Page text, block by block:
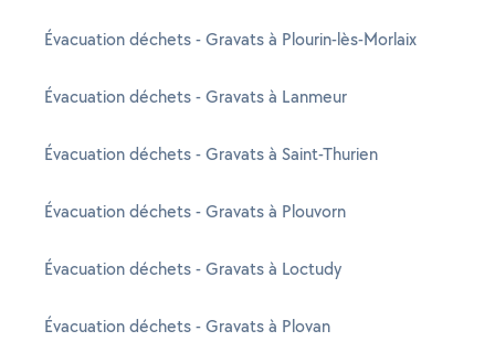
Évacuation déchets - Gravats à Plourin-lès-Morlaix
Évacuation déchets - Gravats à Lanmeur
Évacuation déchets - Gravats à Saint-Thurien
Évacuation déchets - Gravats à Plouvorn
Évacuation déchets - Gravats à Loctudy
Évacuation déchets - Gravats à Plovan